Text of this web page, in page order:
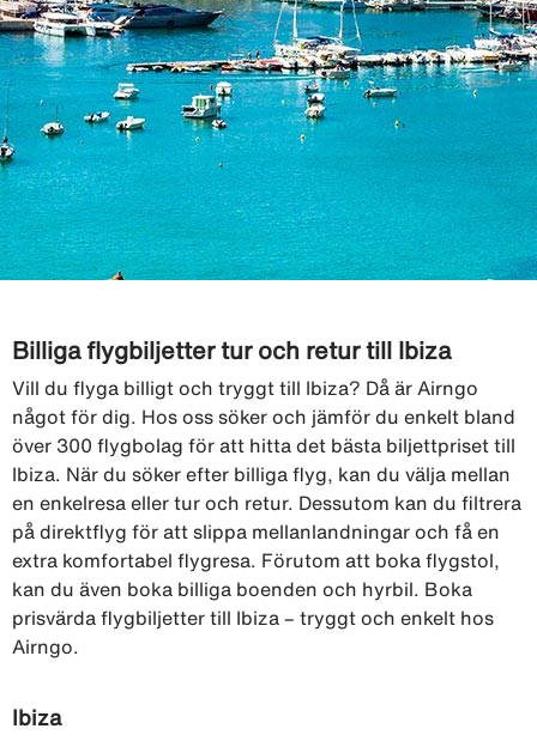
Billiga flygbiljetter tur och retur till Ibiza
Vill du flyga billigt och tryggt till Ibiza? Då är Airngo
något för dig. Hos oss söker och jämför du enkelt bland
över 300 flygbolag för att hitta det bästa biljettpriset till
Ibiza. När du söker efter billiga flyg, kan du välja mellan
en enkelresa eller tur och retur. Dessutom kan du filtrera
på direktflyg för att slippa mellanlandningar och få en
extra komfortabel flygresa. Förutom att boka flygstol,
kan du även boka billiga boenden och hyrbil. Boka
prisvärda flygbiljetter till Ibiza – tryggt och enkelt hos
Airngo.
Ibiza